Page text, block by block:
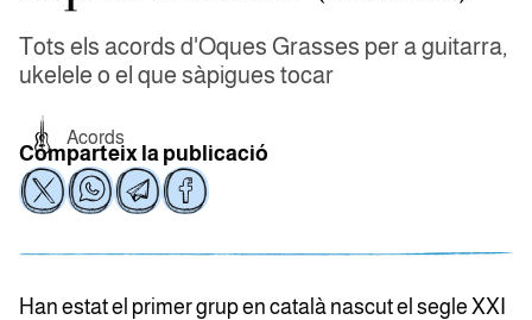
Tots els acords d'Oques Grasses per a guitarra,
ukelele o el que sàpigues tocar
Acords
Comparteix la publicació
Han estat el primer grup en català nascut el segle XXI